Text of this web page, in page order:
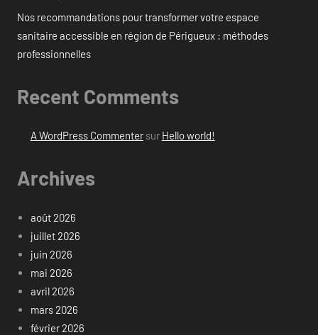
Nos recommandations pour transformer votre espace
sanitaire accessible en région de Périgueux : méthodes
professionnelles
Recent Comments
A WordPress Commentersur Hello world!
Archives
août 2026
juillet 2026
juin 2026
mai 2026
avril 2026
mars 2026
février 2026